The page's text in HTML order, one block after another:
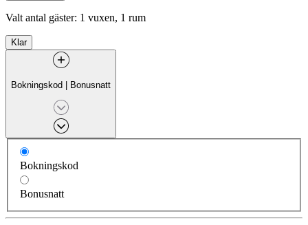
Valt antal gäster: 1 vuxen, 1 rum
Klar
Bokningskod | Bonusnatt
Bokningskod
Bonusnatt